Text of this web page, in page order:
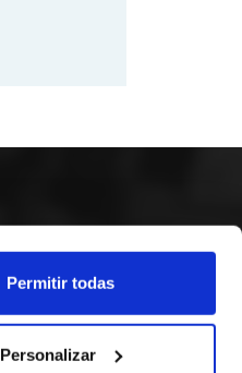
Permitir todas
Personalizar